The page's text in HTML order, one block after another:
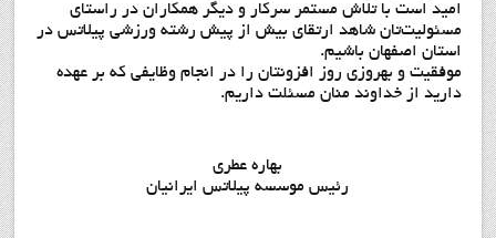
امید است با تلاش مستمر سرکار و دیگر همکاران در راستای
مسئولیت‌تان شاهد ارتقای بیش از پیش رشته ورزشي پيلاتس در
استان اصفهان باشیم.
موفقیت و بهروزی روز افزونتان را در انجام وظایفی که بر عهده
دارید از خداوند منان مسئلت داریم.
بهاره عطري
رئيس موسسه پيلاتس ايرانيان